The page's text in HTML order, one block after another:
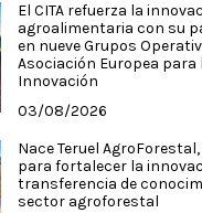
El CITA refuerza la
agroalimentaria con su
en nueve Grupos
Asociación Europea para
Innovación
03/08/2026
Nace Teruel
para fortalecer la
transferencia de
sector agroforestal